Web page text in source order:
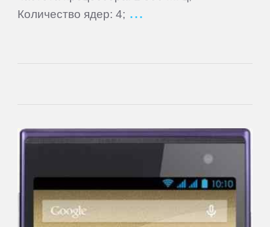
Количество ядер: 4;
Snopow
ThL
UMi